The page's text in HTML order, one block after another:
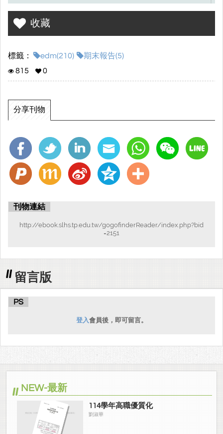
收藏
標籤： edm(210)
期末報告(5)
815
0
分享刊物
刊物連結
http://ebook.slhs.tp.edu.tw/gogofinderReader/index.php?bid
=2151
留言版
PS
登入會員後，即可留言。
NEW-最新
114學年高職優質化
劉淑華